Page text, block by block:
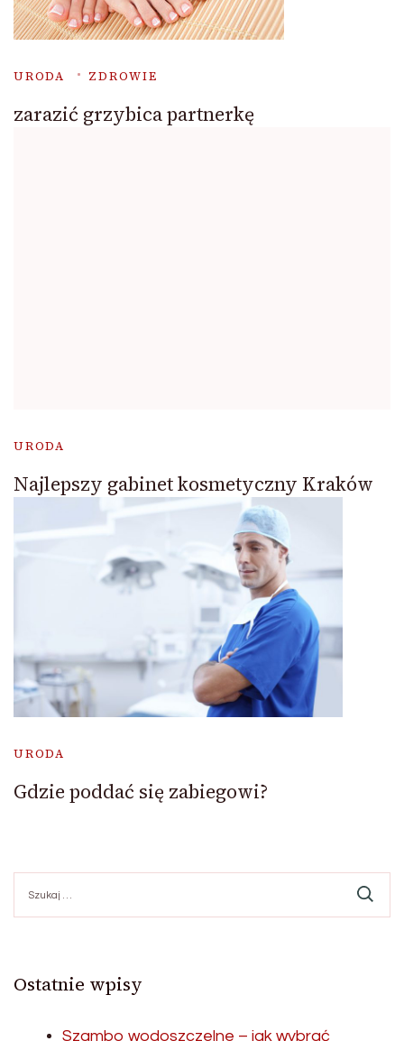
URODA ZDROWIE
zarazić grzybica partnerkę
URODA
Najlepszy gabinet kosmetyczny Kraków
URODA
Gdzie poddać się zabiegowi?
Ostatnie wpisy
Szambo wodoszczelne – jak wybrać